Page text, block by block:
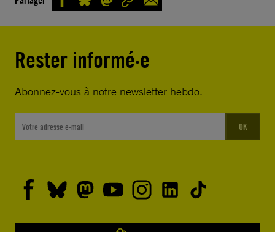
Rester informé·e
Abonnez-vous à notre newsletter hebdo.
OK